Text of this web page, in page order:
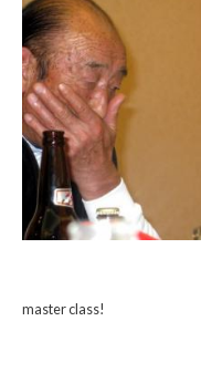
master class!